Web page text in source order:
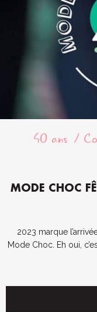
40 ans
MODE CHOC
2023 marque
Mode Choc. Eh oui,